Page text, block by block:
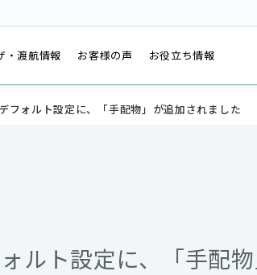
・渡航情報 お客様の声 お役立ち情報
フォルト設定に、「手配物」が追加されました
ルト設定に、「手配